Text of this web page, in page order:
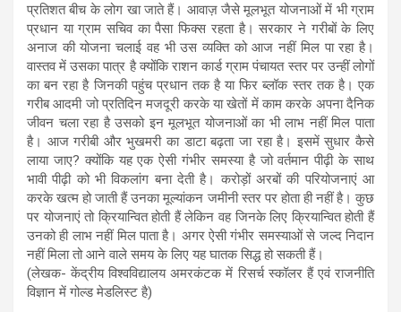
प्रतिशत बीच के लोग खा जाते हैं। आवाज़ जैसे मूलभूत योजनाओं में भी ग्राम
प्रधान या ग्राम सचिव का पैसा फिक्स रहता है। सरकार ने गरीबों के लिए
अनाज की योजना चलाई वह भी उस व्यक्ति को आज नहीं मिल पा रहा है।
वास्तव में उसका पात्र है क्योंकि राशन कार्ड ग्राम पंचायत स्तर पर उन्हीं लोगों
का बन रहा है जिनकी पहुंच प्रधान तक है या फिर ब्लॉक स्तर तक है। एक
गरीब आदमी जो प्रतिदिन मजदूरी करके या खेतों में काम करके अपना दैनिक
जीवन चला रहा है उसको इन मूलभूत योजनाओं का भी लाभ नहीं मिल पाता
है। आज गरीबी और भुखमरी का डाटा बढ़ता जा रहा है। इसमें सुधार कैसे
लाया जाए? क्योंकि यह एक ऐसी गंभीर समस्या है जो वर्तमान पीढ़ी के साथ
भावी पीढ़ी को भी विकलांग बना देती है। करोड़ों अरबों की परियोजनाएं आ
करके खत्म हो जाती हैं उनका मूल्यांकन जमीनी स्तर पर होता ही नहीं है। कुछ
पर योजनाएं तो क्रियान्वित होती हैं लेकिन वह जिनके लिए क्रियान्वित होती हैं
उनको ही लाभ नहीं मिल पाता है। अगर ऐसी गंभीर समस्याओं से जल्द निदान
नहीं मिला तो आने वाले समय के लिए यह घातक सिद्ध हो सकती हैं।
(लेखक- केंद्रीय विश्वविद्यालय अमरकंटक में रिसर्च स्कॉलर हैं एवं राजनीति
विज्ञान में गोल्ड मेडलिस्ट है)